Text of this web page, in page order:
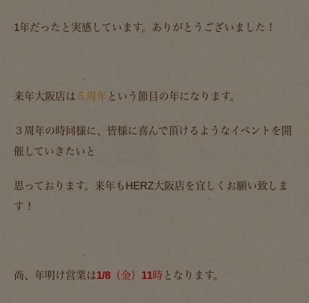
1年だったと実感しています。ありがとうございました！
来年大阪店は ５周年 という節目の年になります。
３周年の時同様に、皆様に喜んで頂けるようなイベントを開
催していきたいと
思っております。来年もHERZ大阪店を宜しくお願い致しま
す！
尚、年明け営業は1/8（金）11時 となります。